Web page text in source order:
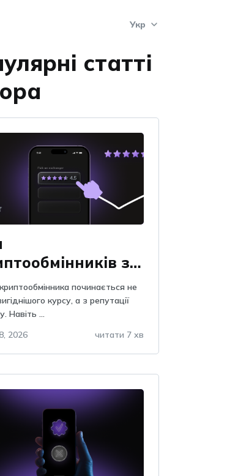
Укр
Укр
Рус
статті
за
на Obmify
починається не
курсу, а з репутації
Навіть ...
2026
читати 7 хв